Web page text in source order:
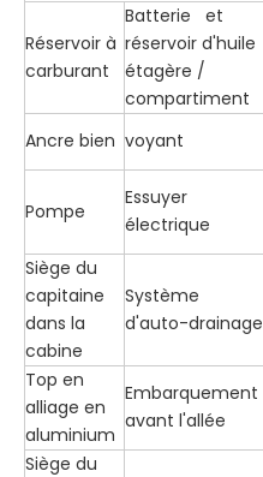
Réservoir à
carburant
Batterie et
réservoir d'huile
étagère /
compartiment
Ancre bien voyant ​
Pompe
Essuyer
électrique
Siège du
capitaine
dans la
cabine
Système
d'auto-drainage
Top en
alliage en
aluminium
Embarquement
avant l'allée
Siège du